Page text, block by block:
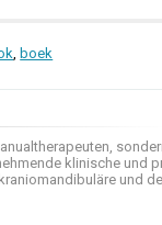
, boek
,
klinische und
kraniomandibuläre und